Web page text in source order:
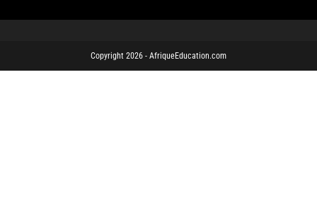
Copyright 2026 - AfriqueEducation.com